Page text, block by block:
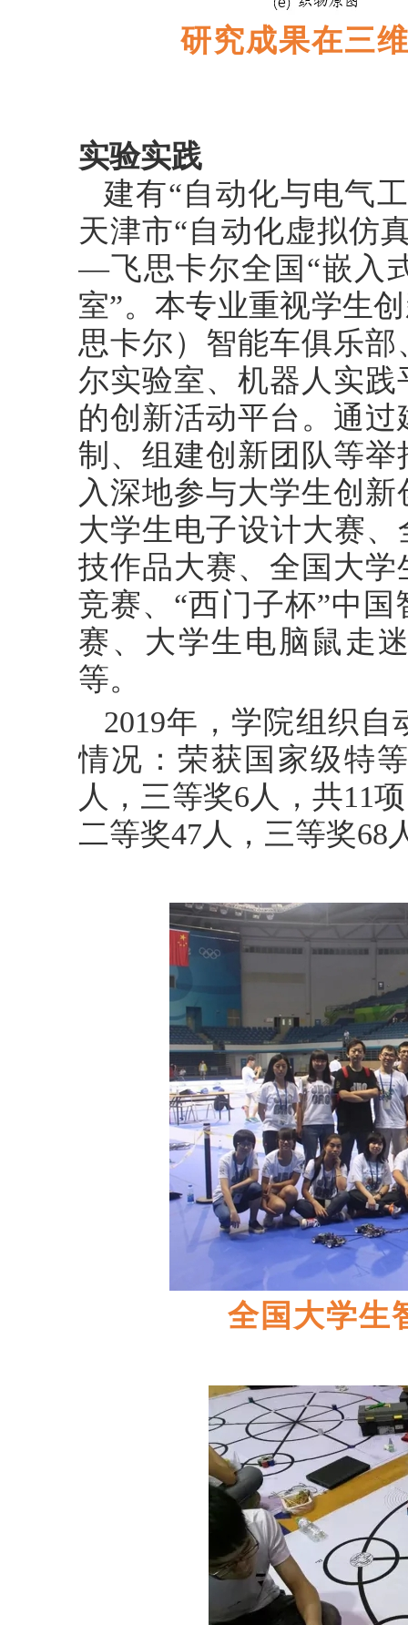
研究成果在三
实验实践
建有“自动化与电气
天津市“自动化虚拟仿
—飞思卡尔全国“嵌入
室”。本专业重视学生
思卡尔）智能车俱乐
尔实验室、机器人实
的创新活动平台。通
制、组建创新团队等
入深地参与大学生创
大学生电子设计大赛
技作品大赛、全国大
竞赛、“西门子杯”中
赛、大学生电脑鼠走
等。
2019年，学院组织
情况：荣获国家级特
人，三等奖6人，共11
二等奖47人，三等奖68
全国大学生